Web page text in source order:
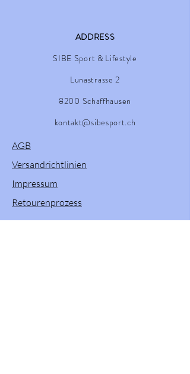
ADDRESS
SIBE Sport & Lifestyle
Lunastrasse 2
8200 Schaffhausen
kontakt@sibesport.ch
AGB
Versandrichtlinien
Impressum
Retourenprozess